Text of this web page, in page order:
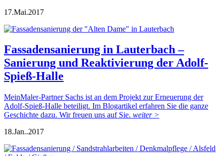
17.Mai.2017
Fassadensanierung in Lauterbach –
Sanierung und Reaktivierung der Adolf-
Spieß-Halle
MeinMaler-Partner Sachs ist an dem Projekt zur Erneuerung der
Adolf-Spieß-Halle beteiligt. Im Blogartikel erfahren Sie die ganze
Geschichte dazu. Wir freuen uns auf Sie. weiter >
18.Jan..2017